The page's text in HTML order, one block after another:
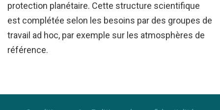
protection planétaire. Cette structure scientifique
est complétée selon les besoins par des groupes de
travail ad hoc, par exemple sur les atmosphères de
référence.